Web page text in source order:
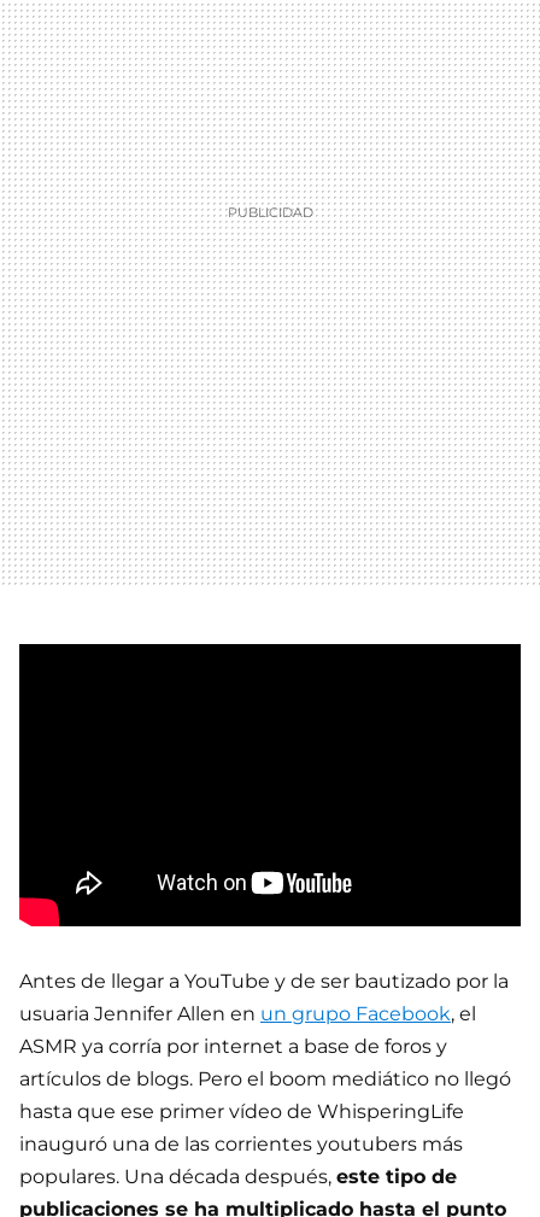
Antes de llegar a YouTube y de ser bautizado por la
usuaria Jennifer Allen en un grupo Facebook, el
ASMR ya corría por internet a base de foros y
artículos de blogs. Pero el boom mediático no llegó
hasta que ese primer vídeo de WhisperingLife
inauguró una de las corrientes youtubers más
populares. Una década después, este tipo de
publicaciones se ha multiplicado hasta el punto